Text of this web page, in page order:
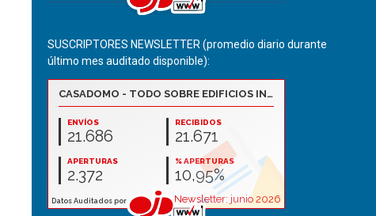
SUSCRIPTORES NEWSLETTER (promedio diario durante
último mes auditado disponible):